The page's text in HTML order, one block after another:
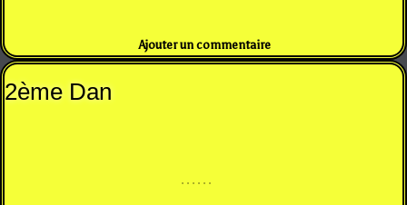
Ajouter un commentaire
2ème Dan